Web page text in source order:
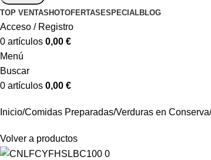
TOP VENTAS HOTOFERTAS ESPECIALBLOG
Acceso / Registro
0 artículos 0,00 €
Menú
Buscar
0 artículos 0,00 €
Inicio Comidas Preparadas Verduras en Conserva
Volver a productos